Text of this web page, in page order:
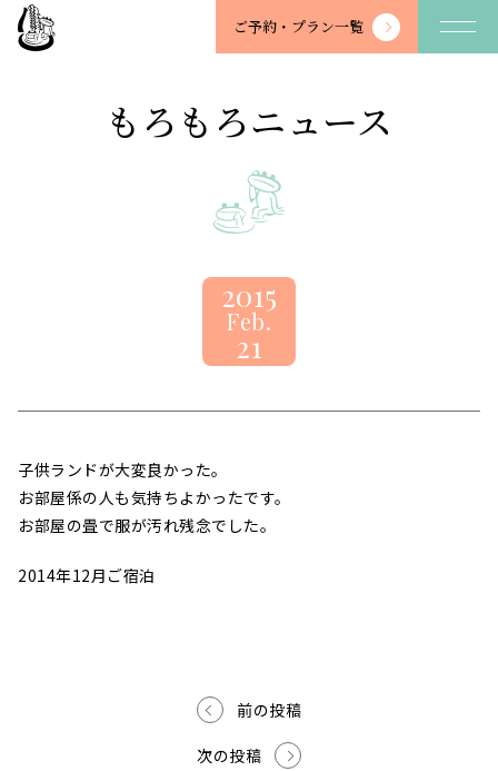
望
川
ご予約・ プラン一覧
もろもろニュース
2015
Feb.
21
子供ランドが大変良かった。
お部屋係の人も気持ちよかったです。
お部屋の畳で服が汚れ残念でした。
2014年12月ご宿泊
前の投稿
次の投稿